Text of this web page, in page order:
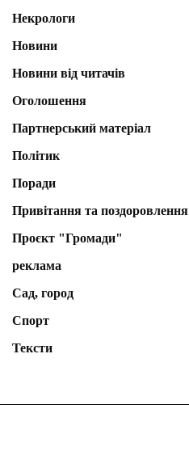
Некрологи
Новини
Новини від читачів
Оголошення
Партнерський матеріал
Політик
Поради
Привітання та поздоровлення
Проєкт "Громади"
реклама
Сад, город
Спорт
Тексти